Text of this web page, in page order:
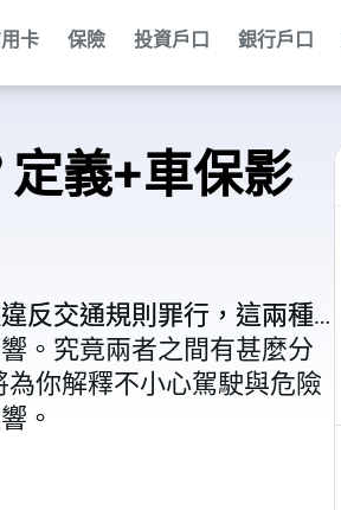
卡 保險 投資戶口 銀行戶口
義+車保影
反交通規則罪行，這兩種
。究竟兩者之間有甚麼分
你解釋不小心駕駛與危險
。
反交通規則罪行，這兩種
。究竟兩者之間有甚麼分
你解釋不小心駕駛與危險
。